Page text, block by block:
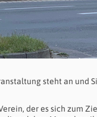
steht an und
der es sich zum